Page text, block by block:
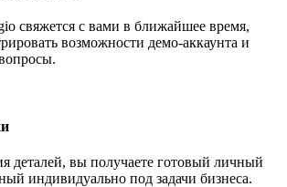
свяжется с вами в ближайшее время,
возможности демо-аккаунта и
деталей, вы получаете готовый личный
индивидуально под задачи бизнеса.